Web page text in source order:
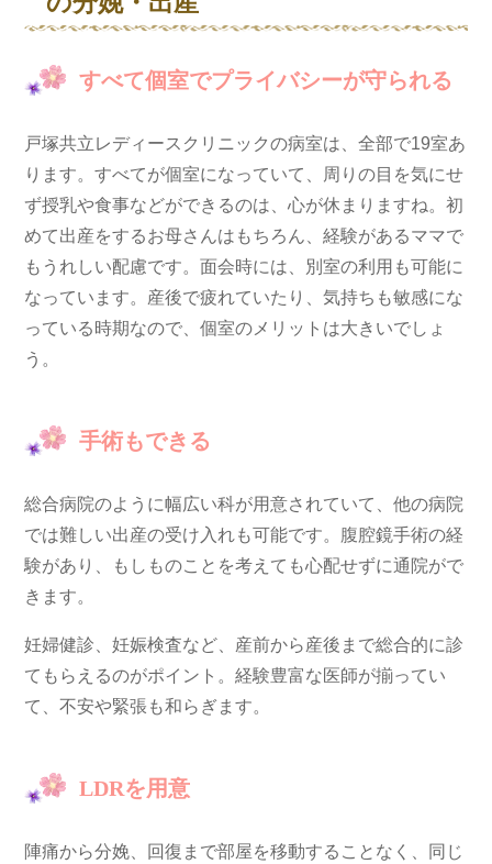
すべて個室でプライバシーが守られる
戸塚共立レディースクリニックの病室は、全部で19室あ
ります。すべてが個室になっていて、周りの目を気にせ
ず授乳や食事などができるのは、心が休まりますね。初
めて出産をするお母さんはもちろん、経験があるママで
もうれしい配慮です。面会時には、別室の利用も可能に
なっています。産後で疲れていたり、気持ちも敏感にな
っている時期なので、個室のメリットは大きいでしょ
う。
手術もできる
総合病院のように幅広い科が用意されていて、他の病院
では難しい出産の受け入れも可能です。腹腔鏡手術の経
験があり、もしものことを考えても心配せずに通院がで
きます。
妊婦健診、妊娠検査など、産前から産後まで総合的に診
てもらえるのがポイント。経験豊富な医師が揃ってい
て、不安や緊張も和らぎます。
LDRを用意
陣痛から分娩、回復まで部屋を移動することなく、同じ